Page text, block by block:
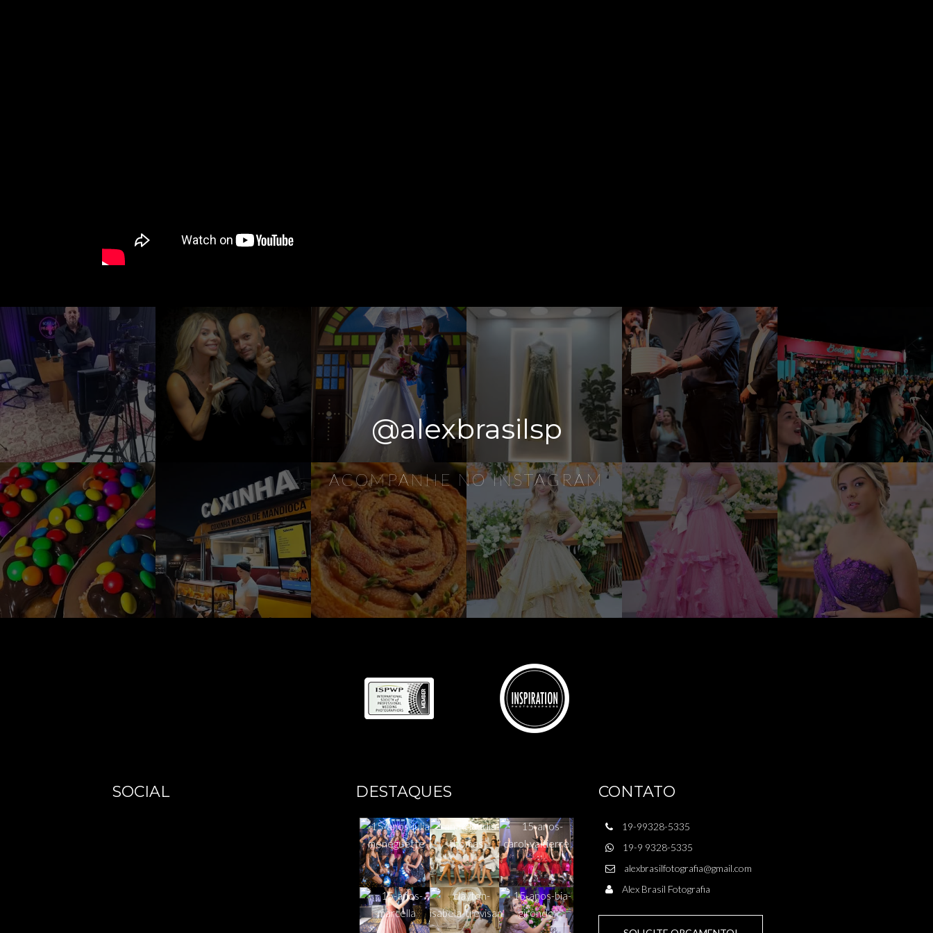
@alexbrasilsp
ACOMPANHE NO INSTAGRAM
SOCIAL DESTAQUES CONTATO
19-99328-5335
19-9 9328-5335
alexbrasilfotografia@gmail.com
Alex Brasil Fotografia